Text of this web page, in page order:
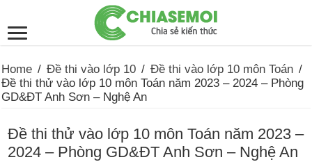
Home / Đề thi vào lớp 10 / Đề thi vào lớp 10 môn Toán /
Đề thi thử vào lớp 10 môn Toán năm 2023 – 2024 – Phòng
GD&ĐT Anh Sơn – Nghệ An
Đề thi thử vào lớp 10 môn Toán năm 2023 –
2024 – Phòng GD&ĐT Anh Sơn – Nghệ An